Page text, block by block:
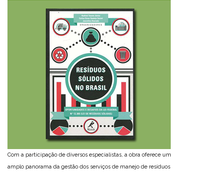
Com a participação de diversos especialistas, a obra oferece um
amplo panorama da gestão dos serviços de manejo de resíduos